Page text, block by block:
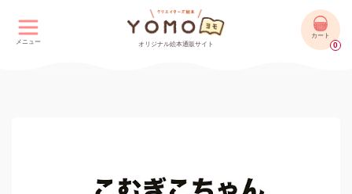
メニュー オリジナル絵本通販サイト
カート
0